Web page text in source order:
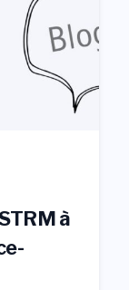
à